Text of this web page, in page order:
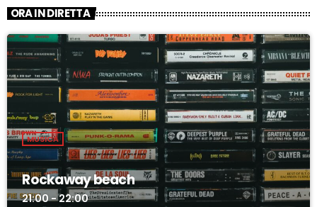
ORA IN DIRETTA
MUSICA
Rockaway beach
21:00 - 22:00